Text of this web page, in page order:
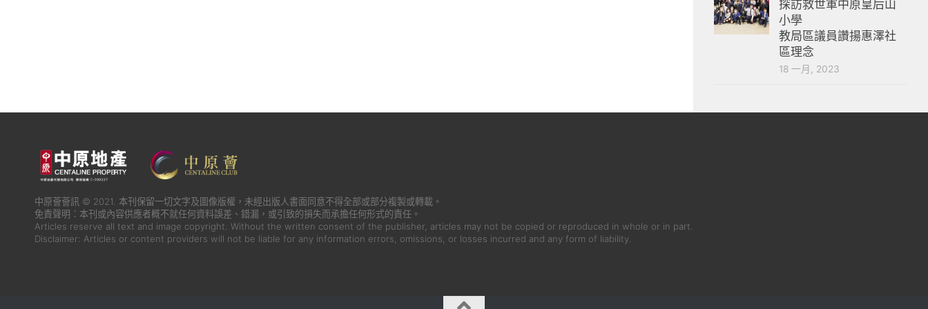
探訪救世軍中原皇后山
小學
教局區議員讚揚惠澤社
區理念
18 一月, 2023
中原薈薈訊 © 2021. 本刊保留一切文字及圖像版權，未經出版人書面同意不得全部或部分複製或轉載。
免責聲明：本刊或內容供應者概不就任何資料誤差、錯漏，或引致的損失而承擔任何形式的責任。
Articles reserve all text and image copyright. Without the written consent of the publisher, articles may not be copied or reproduced in whole or in part.
Disclaimer: Articles or content providers will not be liable for any information errors, omissions, or losses incurred and any form of liability.